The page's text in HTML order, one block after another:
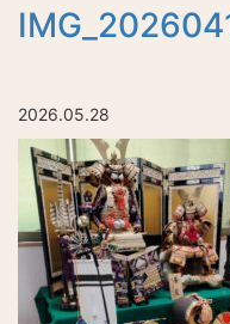
2026.05.28